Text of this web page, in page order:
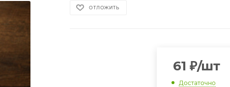
ОТЛОЖИТЬ
61 ₽/шт
Достаточно